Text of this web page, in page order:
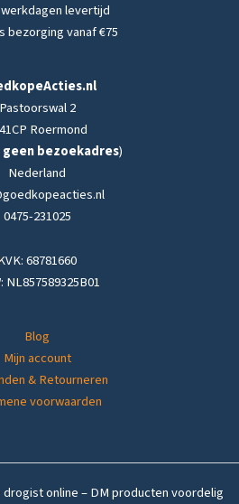
levertijd
bezorging vanaf €75
Pastoorswal 2
Roermond
geen bezoekadres)
Nederland
0475-231025
68781660
NL857589325B01
Blog
Mijn account
& Retourneren
voorwaarden
online – DM producten voordelig